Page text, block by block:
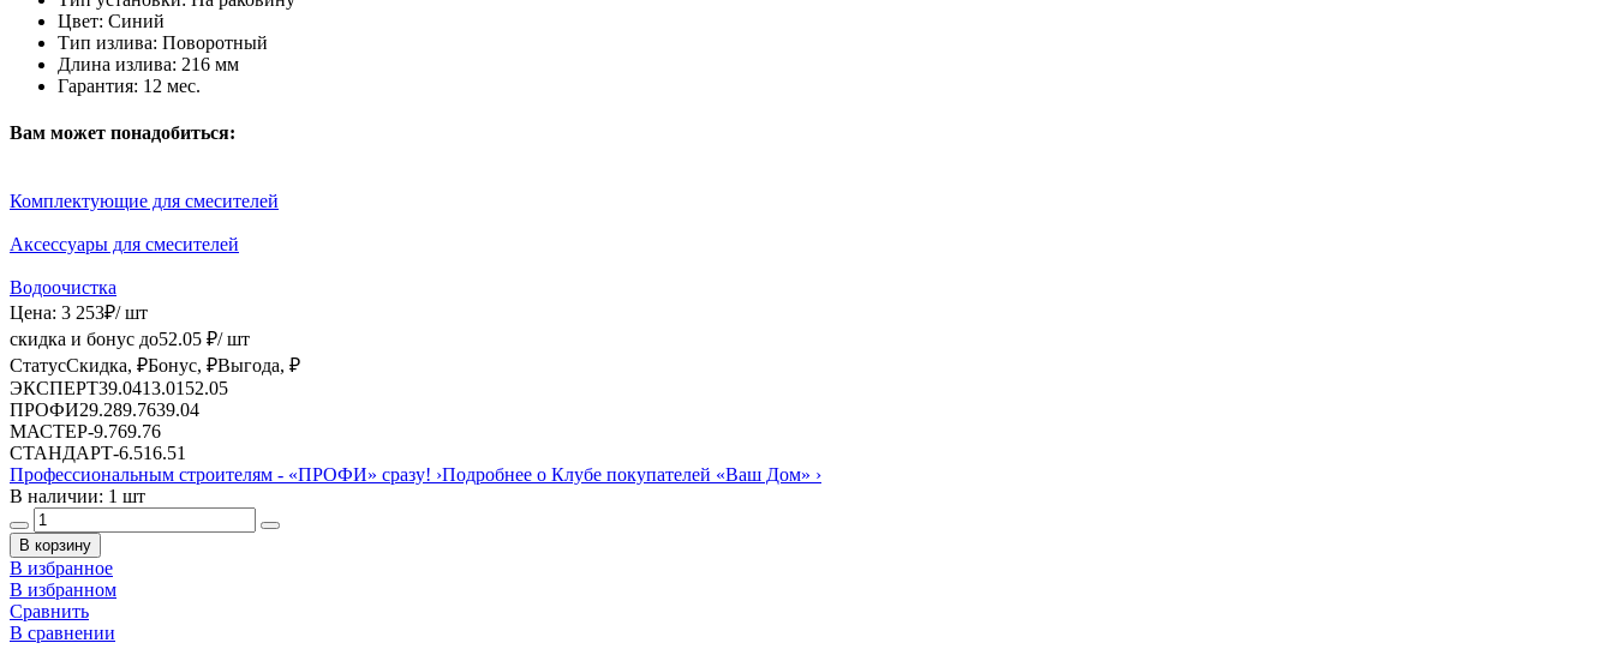
Цвет: Синий
Тип излива: Поворотный
Длина излива: 216 мм
Гарантия: 12 мес.
Вам может понадобиться:
Комплектующие для смесителей
Аксессуары для смесителей
Водоочистка
Цена: 3 253₽/ шт
скидка и бонус до52.05 ₽/ шт
СтатусСкидка, ₽Бонус, ₽Выгода, ₽
ЭКСПЕРТ39.0413.01 52.05
ПРОФИ29.289.7639.04
МАСТЕР-9.769.76
СТАНДАРТ-6.516.51
Профессиональным строителям - «ПРОФИ» сразу! ›Подробнее о Клубе покупателей «Ваш Дом» ›
В наличии: 1 шт
В корзину
В избранное
В избранном
Сравнить
В сравнении